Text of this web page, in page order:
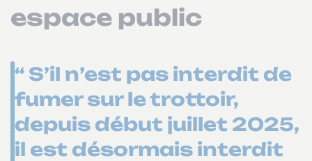
espace public
“ S’il n’est pas interdit de
fumer sur le trottoir,
depuis début juillet 2025,
il est désormais interdit